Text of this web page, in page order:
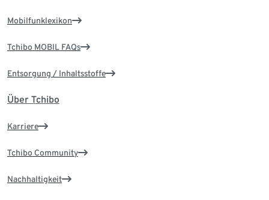
Mobilfunklexikon
Tchibo MOBIL FAQs
Entsorgung / Inhaltsstoffe
Über Tchibo
Karriere
Tchibo Community
Nachhaltigkeit